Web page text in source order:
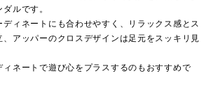
ルです。
ディネートにも合わせやすく、リラックス感とス
、アッパーのクロスデザインは足元をスッキリ見
ネートで遊び心をプラスするのもおすすめで